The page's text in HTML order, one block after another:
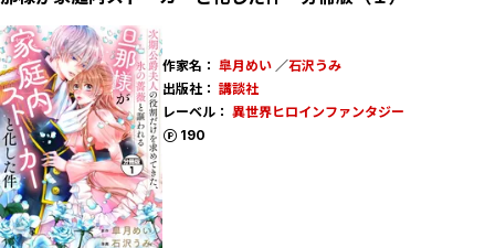
作家名： 皐月めい／石沢うみ
出版社： 講談社
レーベル： 異世界ヒロインファンタジー
190
ポイント